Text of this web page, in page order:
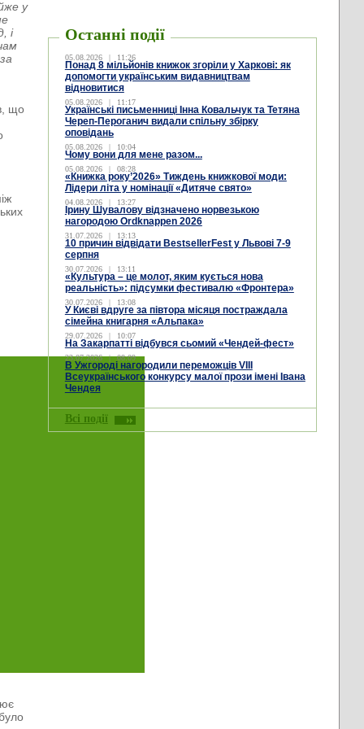
у
і
що
Останні події
05.08.2026 | 11:26
Понад 8 мільйонів книжок згоріли у Харкові: як
допомогти українським видавництвам
відновитися
05.08.2026 | 11:17
Українські письменниці Інна Ковальчук та Тетяна
Череп-Пероганич видали спільну збірку
оповідань
05.08.2026 | 10:04
Чому вони для мене разом...
05.08.2026 | 08:28
«Книжка року’2026» Тиждень книжкової моди:
Лідери літа у номінації «Дитяче свято»
04.08.2026 | 13:27
Ірину Шувалову відзначено норвезькою
нагородою Ordknappen 2026
31.07.2026 | 13:13
10 причин відвідати BestsellerFest у Львові 7-9
серпня
30.07.2026 | 13:11
«Культура – це молот, яким кується нова
реальність»: підсумки фестивалю «Фронтера»
30.07.2026 | 13:08
У Києві вдруге за півтора місяця постраждала
сімейна книгарня «Альпака»
29.07.2026 | 10:07
На Закарпатті відбувся сьомий «Чендей-фест»
23.07.2026 | 08:09
В Ужгороді нагородили переможців VIII
Всеукраїнського конкурсу малої прози імені Івана
Чендея
Всі події